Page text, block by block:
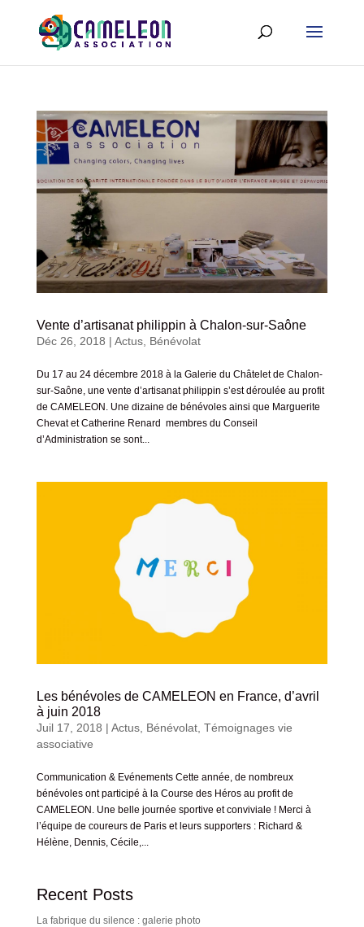
Vente d’artisanat philippin à Chalon-sur-Saône
Déc 26, 2018 | Actus, Bénévolat
Du 17 au 24 décembre 2018 à la Galerie du Châtelet de Chalon-
sur-Saône, une vente d’artisanat philippin s’est déroulée au profit
de CAMELEON. Une dizaine de bénévoles ainsi que Marguerite
Chevat et Catherine Renard membres du Conseil
d’Administration se sont...
Les bénévoles de CAMELEON en France, d’avril
à juin 2018
Juil 17, 2018 | Actus, Bénévolat, Témoignages vie
associative
Communication & Evénements Cette année, de nombreux
bénévoles ont participé à la Course des Héros au profit de
CAMELEON. Une belle journée sportive et conviviale ! Merci à
l’équipe de coureurs de Paris et leurs supporters : Richard &
Hélène, Dennis, Cécile,...
Recent Posts
La fabrique du silence : galerie photo